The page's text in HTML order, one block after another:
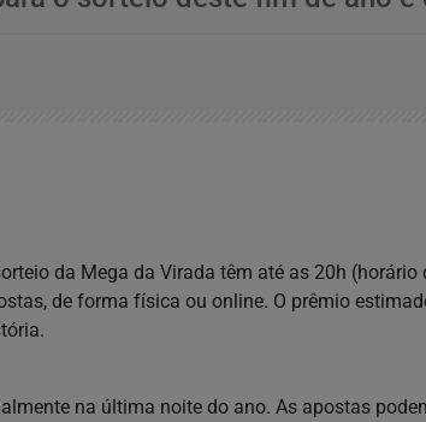
da Mega da Virada têm até as 20h
de forma física ou online. O prêmio
na última noite do ano. As apostas